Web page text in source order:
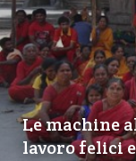
Le machine
lavoro felici